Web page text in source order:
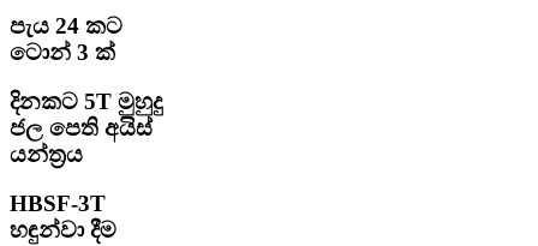
පැය 24 කට
ටොන් 3 ක්
දිනකට 5T මුහුදු
ජල පෙති අයිස්
යන්ත්‍රය
HBSF-3T
හඳුන්වා දීම